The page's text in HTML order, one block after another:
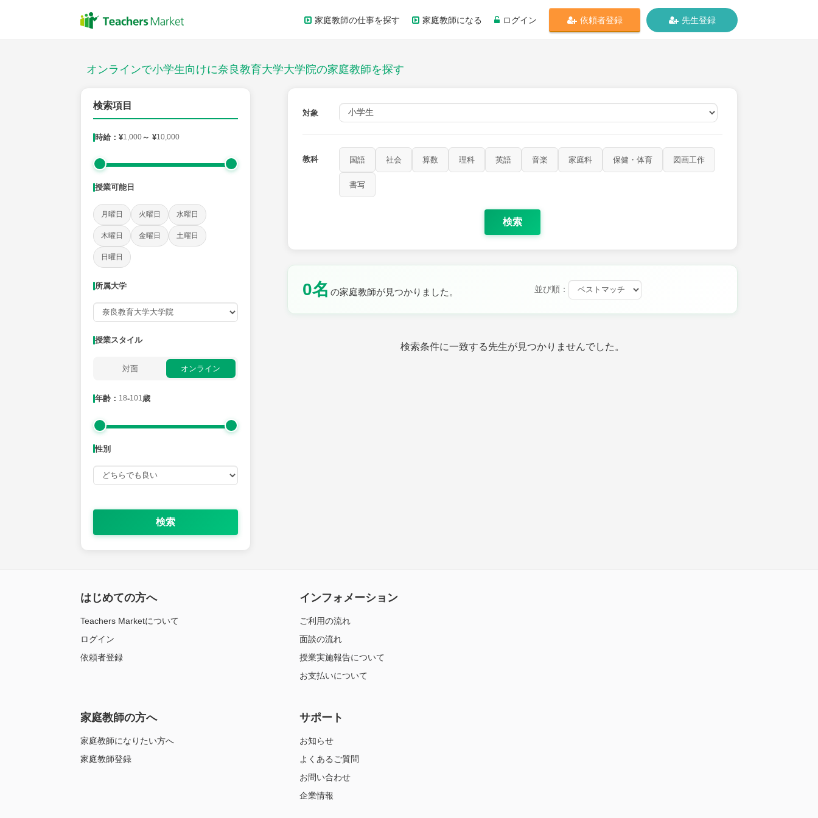
家庭教師の仕事を探す 家庭教師になる ログイン 依頼者登録 先生登録
オンラインで小学生向けに奈良教育大学大学院の家庭教師を探す
検索項目
時給：¥1,000～ ¥10,000
授業可能日
月曜日 火曜日 水曜日
木曜日 金曜日 土曜日
日曜日
所属大学
授業スタイル
対面 オンライン
年齢： 18-101歳
性別
検索
対象
教科 国語 社会 算数 理科 英語 音楽 家庭科 保健・体育 図画工作
書写
検索
0名 の家庭教師が見つかりました。 並び順：
検索条件に一致する先生が見つかりませんでした。
授業スタイル
社会 保健・体育 図画工作 書写
時給：¥1,000 ～ ¥10,000
授業可能日
火曜日 土曜日 日曜日
所属大学
はじめての方へ
Teachers Marketについて
ログイン
依頼者登録
インフォメーション
ご利用の流れ
面談の流れ
授業実施報告について
お支払いについて
家庭教師の方へ
家庭教師になりたい方へ
家庭教師登録
サポート
お知らせ
よくあるご質問
お問い合わせ
企業情報